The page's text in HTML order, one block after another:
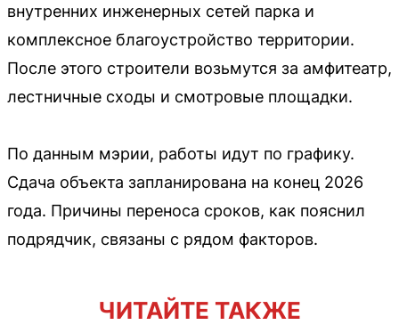
внутренних инженерных сетей парка и
комплексное благоустройство территории.
После этого строители возьмутся за амфитеатр,
лестничные сходы и смотровые площадки.
По данным мэрии, работы идут по графику.
Сдача объекта запланирована на конец 2026
года. Причины переноса сроков, как пояснил
подрядчик, связаны с рядом факторов.
ЧИТАЙТЕ ТАКЖЕ